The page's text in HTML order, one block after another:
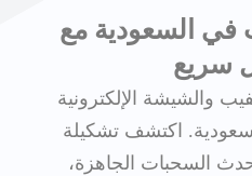
في السعودية مع
سريع
والشيشة الإلكترونية
اكتشف تشكيلة
السحبات الجاهزة،